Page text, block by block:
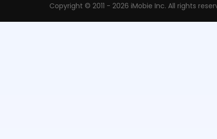
Copyright © 2011 - 2026 iMobie Inc. All rights